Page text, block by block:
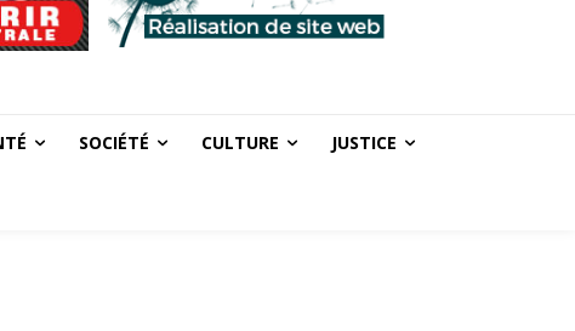
SOCIÉTÉ CULTURE JUSTICE